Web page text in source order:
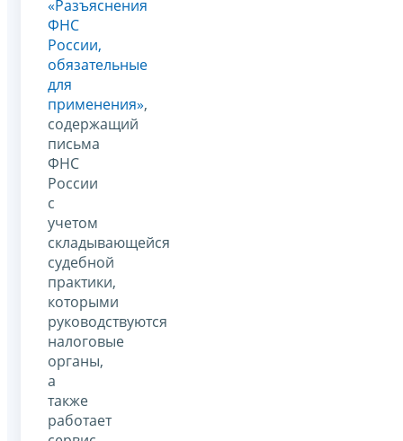
«Разъяснения
ФНС
России,
обязательные
для
применения»,
содержащий
письма
ФНС
России
с
учетом
складывающейся
судебной
практики,
которыми
руководствуются
налоговые
органы,
а
также
работает